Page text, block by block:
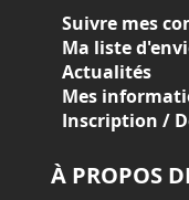
Suivre mes
Ma liste
Actualités
Mes
Inscription /
À PROPOS